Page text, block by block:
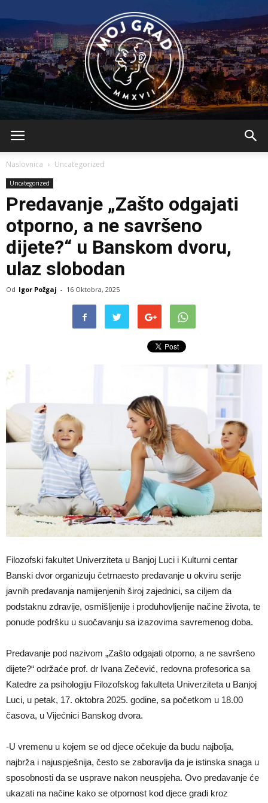
Naslovnica Uncategorized
Uncategorized
Predavanje „Zašto odgajati
otporno, a ne savršeno
dijete?“ u Banskom dvoru,
ulaz slobodan
Od Igor Požgaj - 16 Oktobra, 2025
Filozofski fakultet Univerziteta u Banjoj Luci i Kulturni centar
Banski dvor organizuju četrnaesto predavanje u okviru serije
javnih predavanja namijenjenih široj zajednici, sa ciljem da
podstaknu zdravije, osmišljenije i produhovljenije načine života, te
ponude podršku u suočavanju sa izazovima savremenog doba.
Predavanje pod nazivom „Zašto odgajati otporno, a ne savršeno
dijete?“ održaće prof. dr Ivana Zečević, redovna profesorica sa
Katedre za psihologiju Filozofskog fakulteta Univerziteta u Banjoj
Luci, u petak, 17. oktobra 2025. godine, sa početkom u 18.00
časova, u Vijećnici Banskog dvora.
-U vremenu u kojem se od djece očekuje da budu najbolja,
najbrža i najuspješnija, često se zaboravlja da je istinska snaga u
sposobnosti da se usprave nakon neuspjeha. Ovo predavanje će
ukazati na načine kako se otpornost kod djece gradi kroz